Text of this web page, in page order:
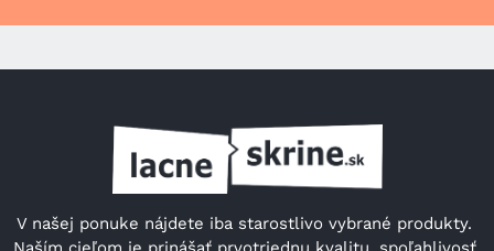
V našej ponuke nájdete iba starostlivo vybrané produkty.